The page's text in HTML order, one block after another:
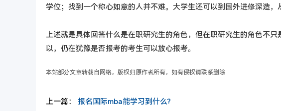
学位；找到一个称心如意的人并不难。大学生还可以到国外进修深造，
上述就是具体回答什么是在职研究生的角色，但在职研究生的角色不
以，仍在犹豫是否报考的考生可以放心报考。
本站部分文章转载自网络。版权归原作者所有，如有侵权请联系删除
上一篇： 报名国际mba能学习到什么?